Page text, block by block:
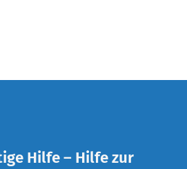
Hilfe – Hilfe zur